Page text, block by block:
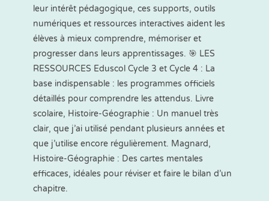
leur intérêt pédagogique, ces supports, outils
numériques et ressources interactives aident les
élèves à mieux comprendre, mémoriser et
progresser dans leurs apprentissages. 🎯 LES
RESSOURCES Eduscol Cycle 3 et Cycle 4 : La
base indispensable : les programmes officiels
détaillés pour comprendre les attendus. Livre
scolaire, Histoire-Géographie : Un manuel très
clair, que j’ai utilisé pendant plusieurs années et
que j’utilise encore régulièrement. Magnard,
Histoire-Géographie : Des cartes mentales
efficaces, idéales pour réviser et faire le bilan d’un
chapitre.